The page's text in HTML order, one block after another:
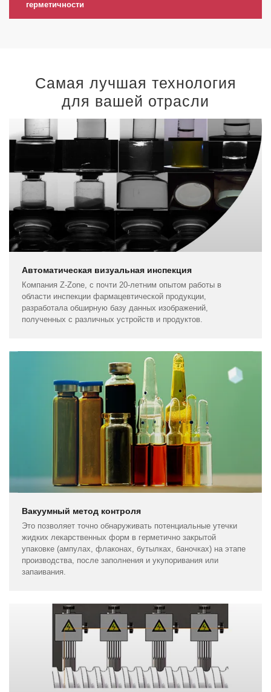
герметичности
Самая лучшая технология
для вашей отрасли
Автоматическая визуальная инспекция
Компания Z-Zone, с почти 20-летним опытом работы в
области инспекции фармацевтической продукции,
разработала обширную базу данных изображений,
полученных с различных устройств и продуктов.
Вакуумный метод контроля
Это позволяет точно обнаруживать потенциальные утечки
жидких лекарственных форм в герметично закрытой
упаковке (ампулах, флаконах, бутылках, баночках) на этапе
производства, после заполнения и укупоривания или
запаивания.